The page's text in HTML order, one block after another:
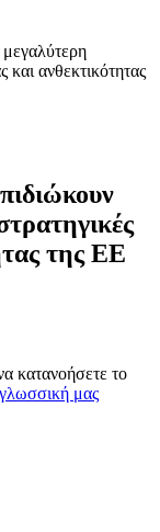
μεγαλύτερη
και ανθεκτικότητας
της ΕΕ
κατανοήσετε το
μας